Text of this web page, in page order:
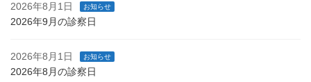
2026年8月1日 お知らせ
2026年9月の診察日
2026年8月1日 お知らせ
2026年8月の診察日